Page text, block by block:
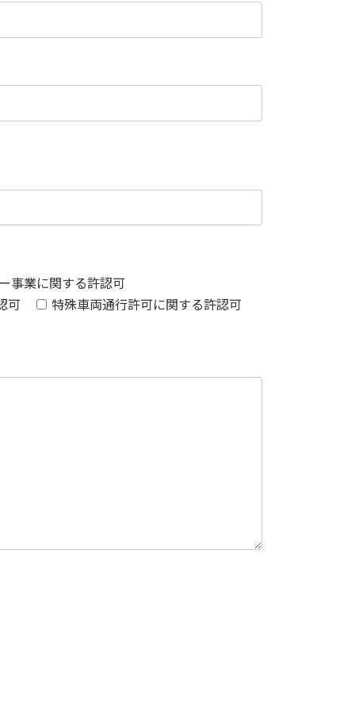
事業に関する許認可
可
特殊車両通行許可に関する許認可